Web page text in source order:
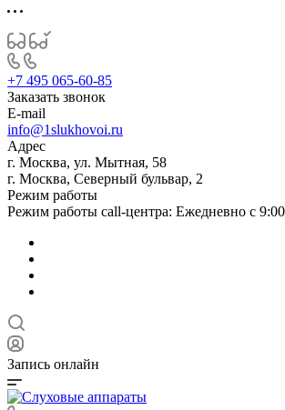
+7 495 065-60-85
Заказать звонок
E-mail
info@1slukhovoi.ru
Адрес
г. Москва, ул. Мытная, 58
г. Москва, Северный бульвар, 2
Режим работы
Режим работы call-центра: Ежедневно с
Запись онлайн